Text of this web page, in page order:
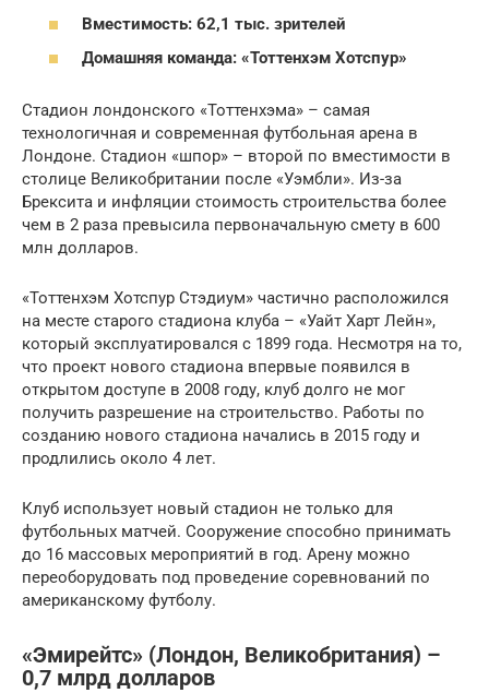
Вместимость: 62,1 тыс. зрителей
Домашняя команда: «Тоттенхэм Хотспур»
Стадион лондонского «Тоттенхэма» – самая
технологичная и современная футбольная арена в
Лондоне. Стадион «шпор» – второй по вместимости в
столице Великобритании после «Уэмбли». Из-за
Брексита и инфляции стоимость строительства более
чем в 2 раза превысила первоначальную смету в 600
млн долларов.
«Тоттенхэм Хотспур Стэдиум» частично расположился
на месте старого стадиона клуба – «Уайт Харт Лейн»,
который эксплуатировался с 1899 года. Несмотря на то,
что проект нового стадиона впервые появился в
открытом доступе в 2008 году, клуб долго не мог
получить разрешение на строительство. Работы по
созданию нового стадиона начались в 2015 году и
продлились около 4 лет.
Клуб использует новый стадион не только для
футбольных матчей. Сооружение способно принимать
до 16 массовых мероприятий в год. Арену можно
переоборудовать под проведение соревнований по
американскому футболу.
«Эмирейтс» (Лондон, Великобритания) –
0,7 млрд долларов